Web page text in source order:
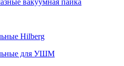
вакуумная пайка
Hilberg
для УШМ